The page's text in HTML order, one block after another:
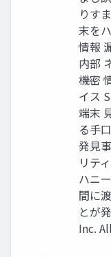
りす
末を
情報
内部
機密
イス
端末
る手
発見
リテ
ハニ
間に
とが
Inc.